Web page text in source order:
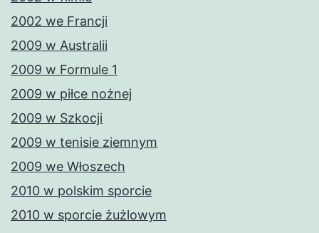
2002 we Francji
2009 w Australii
2009 w Formule 1
2009 w piłce nożnej
2009 w Szkocji
2009 w tenisie ziemnym
2009 we Włoszech
2010 w polskim sporcie
2010 w sporcie żużlowym